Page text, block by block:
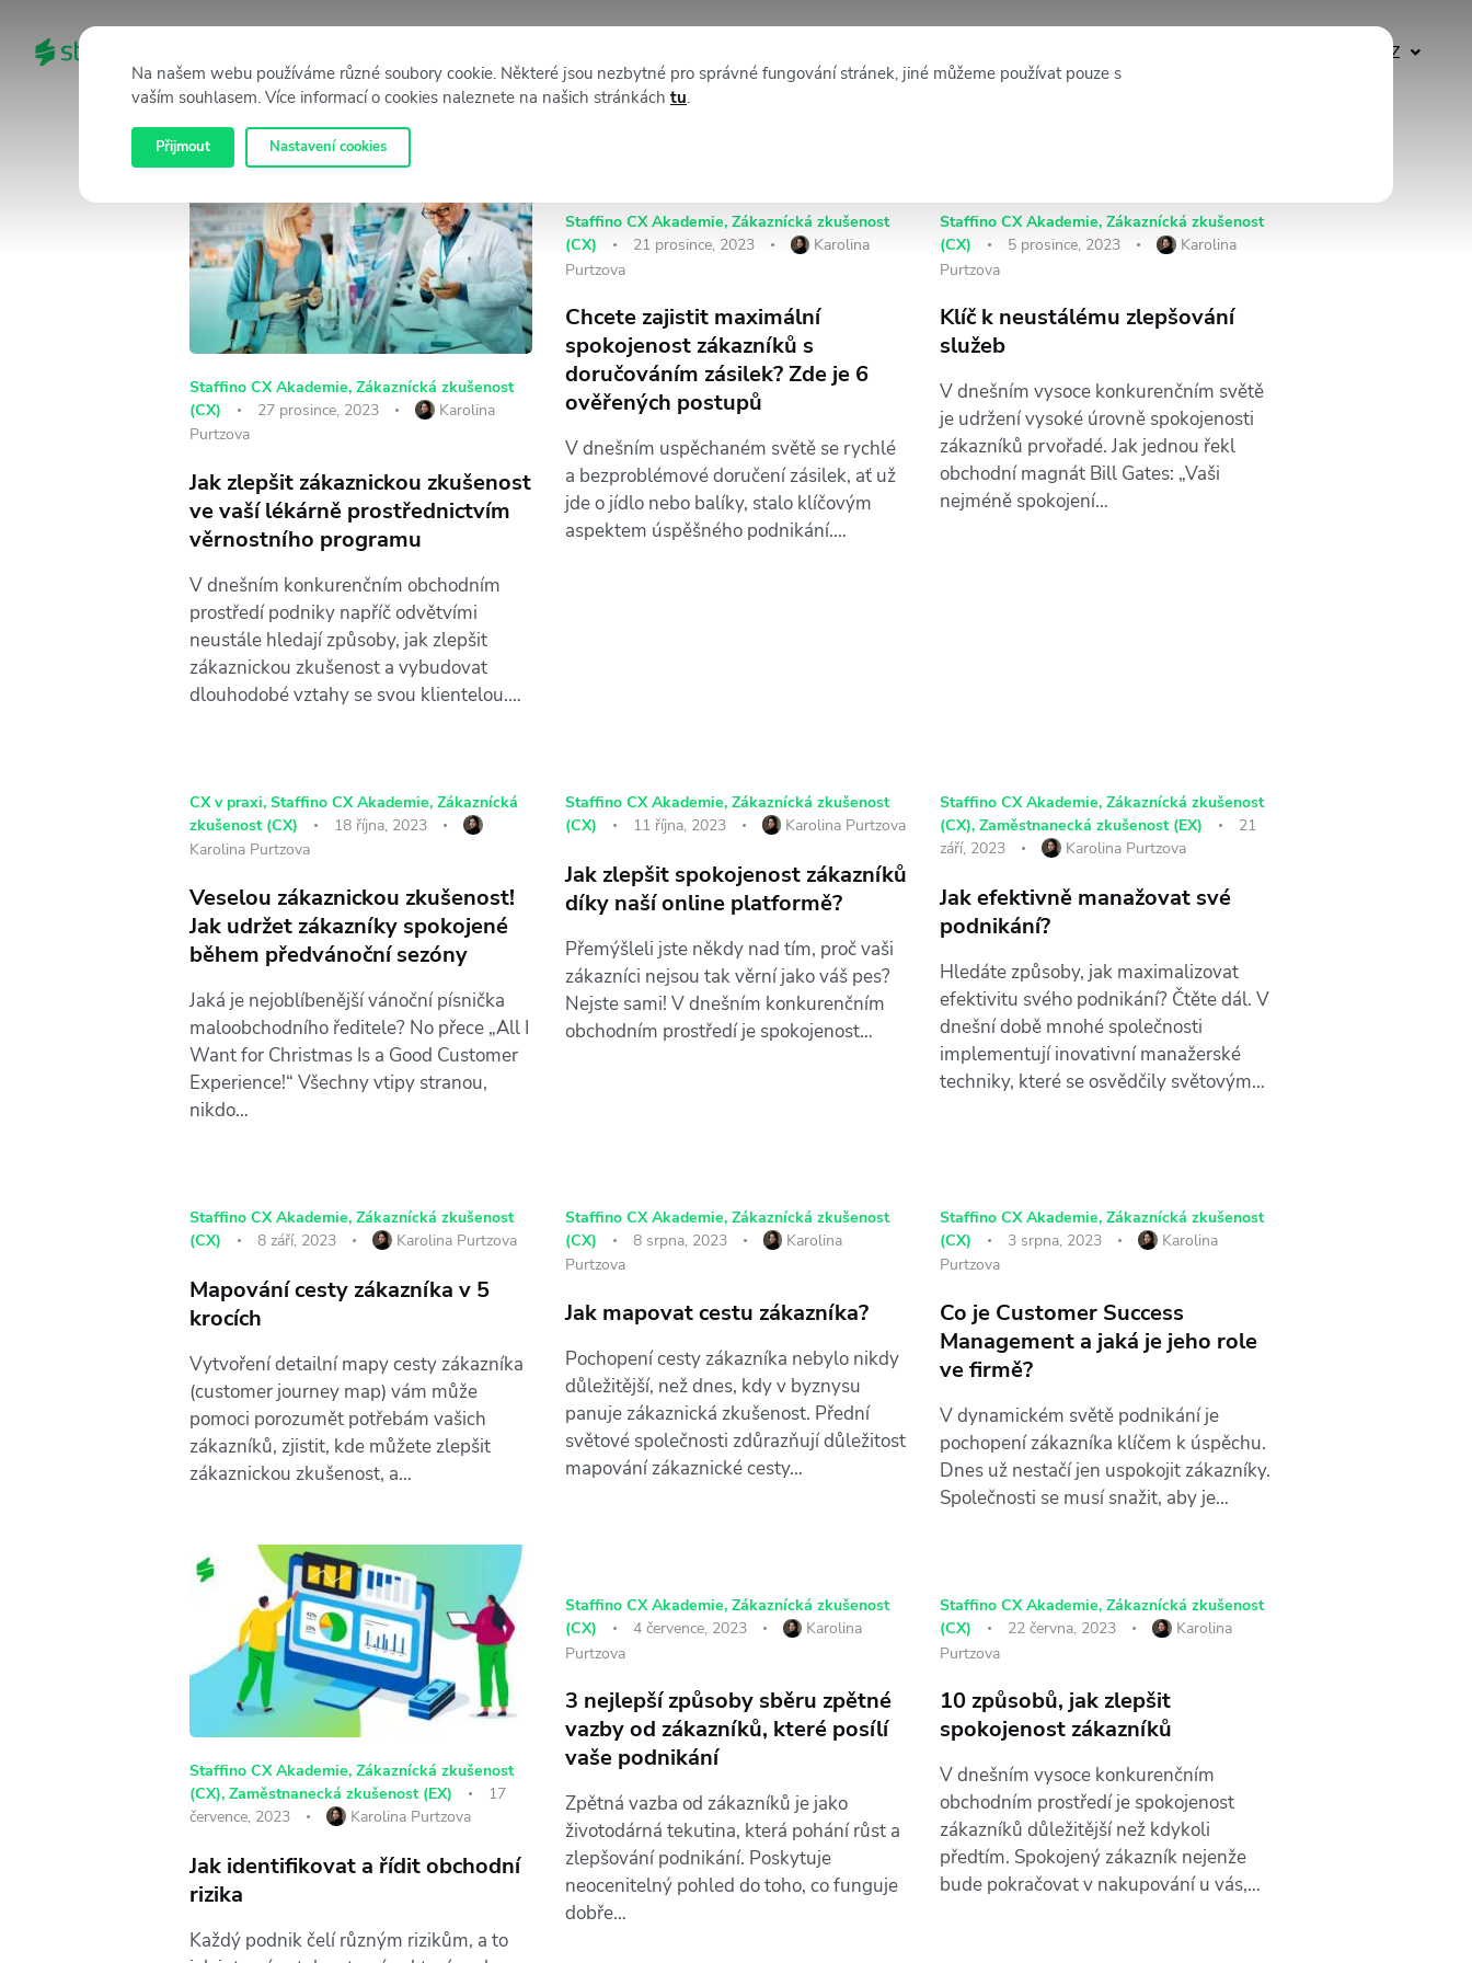
CZ
Staffino CX Akademie, Zákaznícká zkušenost
(CX)
27 prosince, 2023
Karolina
Purtzova
Jak zlepšit zákaznickou zkušenost
ve vaší lékárně prostřednictvím
věrnostního programu
V dnešním konkurenčním obchodním
prostředí podniky napříč odvětvími
neustále hledají způsoby, jak zlepšit
zákaznickou zkušenost a vybudovat
dlouhodobé vztahy se svou klientelou.…
Staffino CX Akademie, Zákaznícká zkušenost
(CX)
21 prosince, 2023
Karolina
Purtzova
Chcete zajistit maximální
spokojenost zákazníků s
doručováním zásilek? Zde je 6
ověřených postupů
V dnešním uspěchaném světě se rychlé
a bezproblémové doručení zásilek, ať už
jde o jídlo nebo balíky, stalo klíčovým
aspektem úspěšného podnikání.…
Staffino CX Akademie,Zákaznícká zkušenost
(CX)
5 prosince, 2023
Karolina
Purtzova
Klíč k neustálému zlepšování
služeb
V dnešním vysoce konkurenčním světě
je udržení vysoké úrovně spokojenosti
zákazníků prvořadé. Jak jednou řekl
obchodní magnát Bill Gates: „Vaši
nejméně spokojení…
CX v praxi, Staffino CX Akademie, Zákaznícká
zkušenost (CX)
18 října, 2023
Karolina Purtzova
Veselou zákaznickou zkušenost!
Jak udržet zákazníky spokojené
během předvánoční sezóny
Jaká je nejoblíbenější vánoční písnička
maloobchodního ředitele? No přece „All I
Want for Christmas Is a Good Customer
Experience!“ Všechny vtipy stranou,
nikdo…
Staffino CX Akademie, Zákaznícká zkušenost
(CX)
11 října, 2023 Karolina Purtzova
Jak zlepšit spokojenost zákazníků
díky naší online platformě?
Přemýšleli jste někdy nad tím, proč vaši
zákazníci nejsou tak věrní jako váš pes?
Nejste sami! V dnešním konkurenčním
obchodním prostředí je spokojenost…
Staffino CX Akademie,Zákaznícká zkušenost
(CX),Zaměstnanecká zkušenost (EX)
21
září, 2023
Karolina Purtzova
Jak efektivně manažovat své
podnikání?
Hledáte způsoby, jak maximalizovat
efektivitu svého podnikání? Čtěte dál. V
dnešní době mnohé společnosti
implementují inovativní manažerské
techniky, které se osvědčily světovým…
Staffino CX Akademie, Zákaznícká zkušenost
(CX)
8 září, 2023 Karolina Purtzova
Mapování cesty zákazníka v 5
krocích
Vytvoření detailní mapy cesty zákazníka
(customer journey map) vám může
pomoci porozumět potřebám vašich
zákazníků, zjistit, kde můžete zlepšit
zákaznickou zkušenost, a…
Staffino CX Akademie, Zákaznícká zkušenost
(CX)
8 srpna, 2023
Karolina
Purtzova
Jak mapovat cestu zákazníka?
Pochopení cesty zákazníka nebylo nikdy
důležitější, než dnes, kdy v byznysu
panuje zákaznická zkušenost. Přední
světové společnosti zdůrazňují důležitost
mapování zákaznické cesty…
Staffino CX Akademie,Zákaznícká zkušenost
(CX)
3 srpna, 2023
Karolina
Purtzova
Co je Customer Success
Management a jaká je jeho role
ve firmě?
V dynamickém světě podnikání je
pochopení zákazníka klíčem k úspěchu.
Dnes už nestačí jen uspokojit zákazníky.
Společnosti se musí snažit, aby je…
Staffino CX Akademie, Zákaznícká zkušenost
(CX), Zaměstnanecká zkušenost (EX)
17
července, 2023
Karolina Purtzova
Jak identifikovat a řídit obchodní
rizika
Každý podnik čelí různým rizikům, a to
Staffino CX Akademie, Zákaznícká zkušenost
(CX)
4 července, 2023
Karolina
Purtzova
3 nejlepší způsoby sběru zpětné
vazby od zákazníků, které posílí
vaše podnikání
Zpětná vazba od zákazníků je jako
životodárná tekutina, která pohání růst a
zlepšování podnikání. Poskytuje
neocenitelný pohled do toho, co funguje
dobře…
Staffino CX Akademie,Zákaznícká zkušenost
(CX)
22 června, 2023
Karolina
Purtzova
10 způsobů, jak zlepšit
spokojenost zákazníků
V dnešním vysoce konkurenčním
obchodním prostředí je spokojenost
zákazníků důležitější než kdykoli
předtím. Spokojený zákazník nejenže
bude pokračovat v nakupování u vás,…
Na našem webu používáme různé soubory cookie. Některé jsou nezbytné pro správné fungování stránek, jiné můžeme používat pouze s
vaším souhlasem. Více informací o cookies naleznete na našich stránkách tu.
Přijmout Nastavení cookies